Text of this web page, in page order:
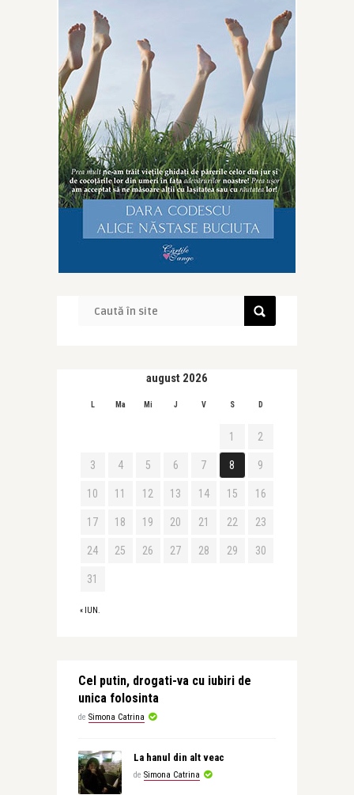
august 2026
L Ma Mi J V S D
« IUN.
1 2
3 4 5 6 7 8 9
10 11 12 13 14 15 16
17 18 19 20 21 22 23
24 25 26 27 28 29 30
31
Cel putin, drogati-va cu iubiri de
unica folosinta
de Simona Catrina
La hanul din alt veac
de Simona Catrina